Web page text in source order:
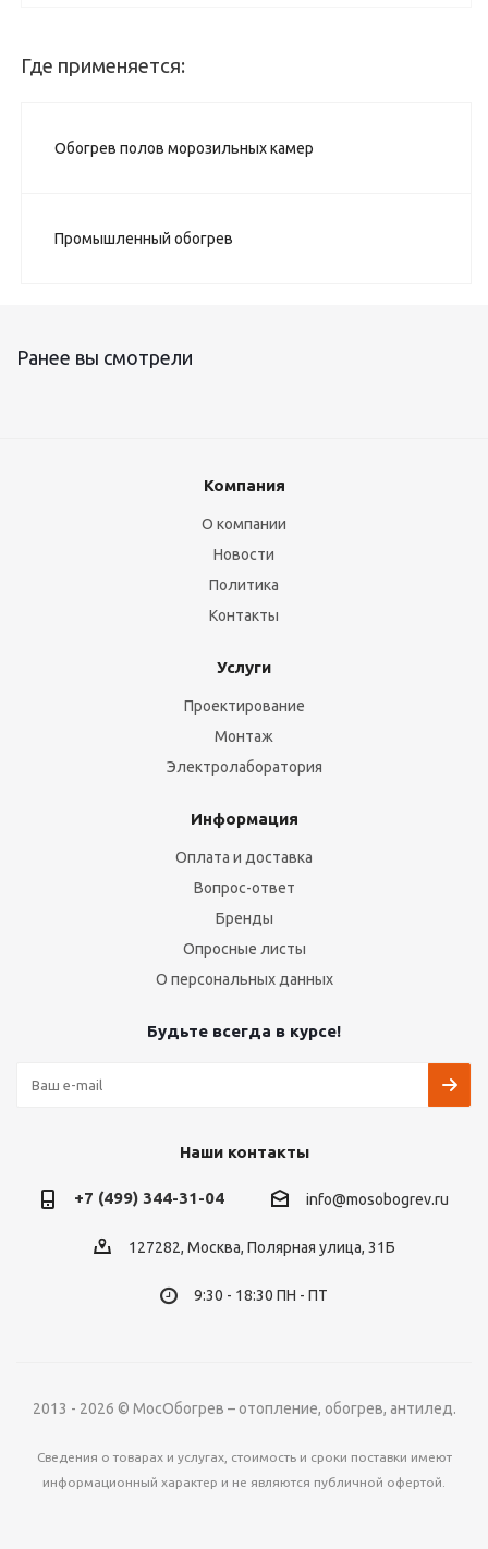
Где применяется:
Обогрев полов морозильных камер
Промышленный обогрев
Ранее вы смотрели
Компания
О компании
Новости
Политика
Контакты
Услуги
Проектирование
Монтаж
Электролаборатория
Информация
Оплата и доставка
Вопрос-ответ
Бренды
Опросные листы
О персональных данных
Будьте всегда в курсе!
Наши контакты
+7 (499) 344-31-04 info@mosobogrev.ru
127282, Москва, Полярная улица, 31Б
9:30 - 18:30 ПН - ПТ
2013 - 2026 © МосОбогрев – отопление, обогрев, антилед.
Сведения о товарах и услугах, стоимость и сроки поставки имеют
информационный характер и не являются публичной офертой.